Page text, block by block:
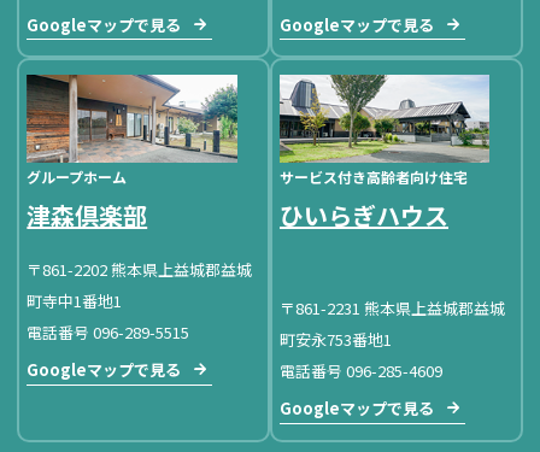
Googleマップで見る
Googleマップで見る
グループホーム
津森倶楽部
〒861-2202 熊本県上益城郡益城
町寺中1番地1
電話番号 096-289-5515
Googleマップで見る
サービス付き高齢者向け住宅
ひいらぎハウス
〒861-2231 熊本県上益城郡益城
町安永753番地1
電話番号 096-285-4609
Googleマップで見る